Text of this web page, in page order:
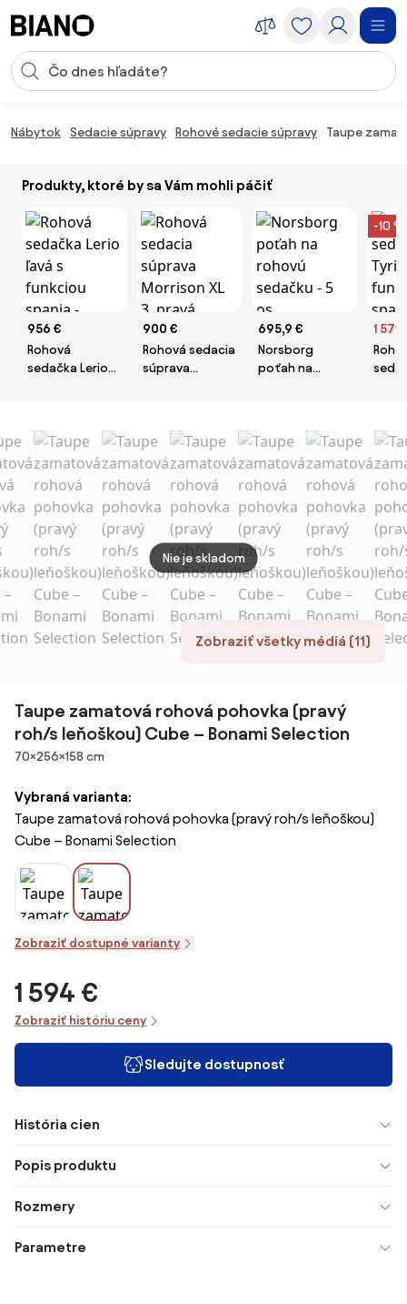
Vstup pre vyhľadávanie
Nábytok Sedacie súpravy Rohové sedacie súpravy Taupe
Produkty, ktoré by sa Vám mohli páčiť
956 €
Rohová
sedačka Lerio
hydrofóbna
tkanina Blur 02
900 €
Rohová sedacia
súprava
695,9 €
Norsborg
poťah na
-10 %
1 571
Ditra
Zobraziť všetky médiá (11)
Nie je skladom
Taupe zamatová rohová pohovka (pravý
roh/s leňoškou) Cube – Bonami Selection
Rozmery
70×256×158 cm
Vybraná varianta:
Taupe zamatová rohová pohovka (pravý roh/s leňoškou)
Cube – Bonami Selection
Zobraziť dostupné varianty
1 594 €
Zobraziť históriu ceny
Sledujte dostupnosť
História cien
Popis produktu
Rozmery
Parametre